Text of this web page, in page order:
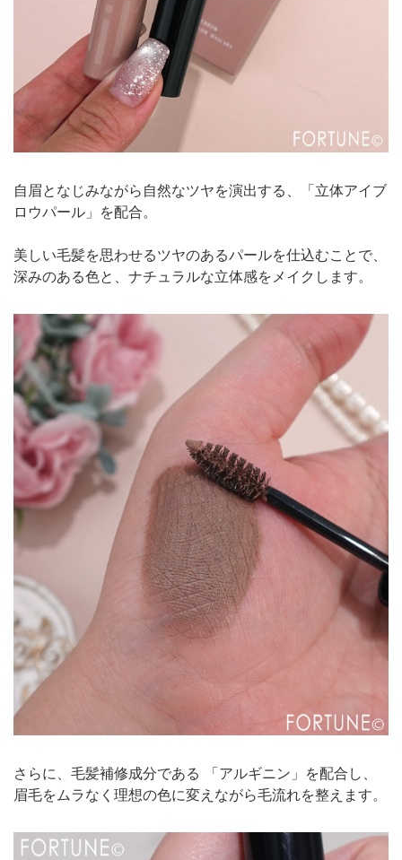
自眉となじみながら自然なツヤを演出する、「立体アイブ
ロウパール」を配合。
美しい毛髪を思わせるツヤのあるパールを仕込むことで、
深みのある色と、ナチュラルな立体感をメイクします。
さらに、毛髪補修成分である 「アルギニン」を配合し、
眉毛をムラなく理想の色に変えながら毛流れを整えます。